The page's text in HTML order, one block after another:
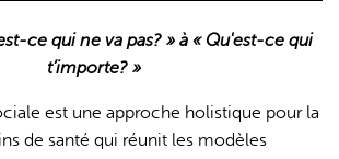
ce qui ne va pas? » à « Qu'est-ce qui
t’importe? »
est une approche holistique pour la
de santé qui réunit les modèles